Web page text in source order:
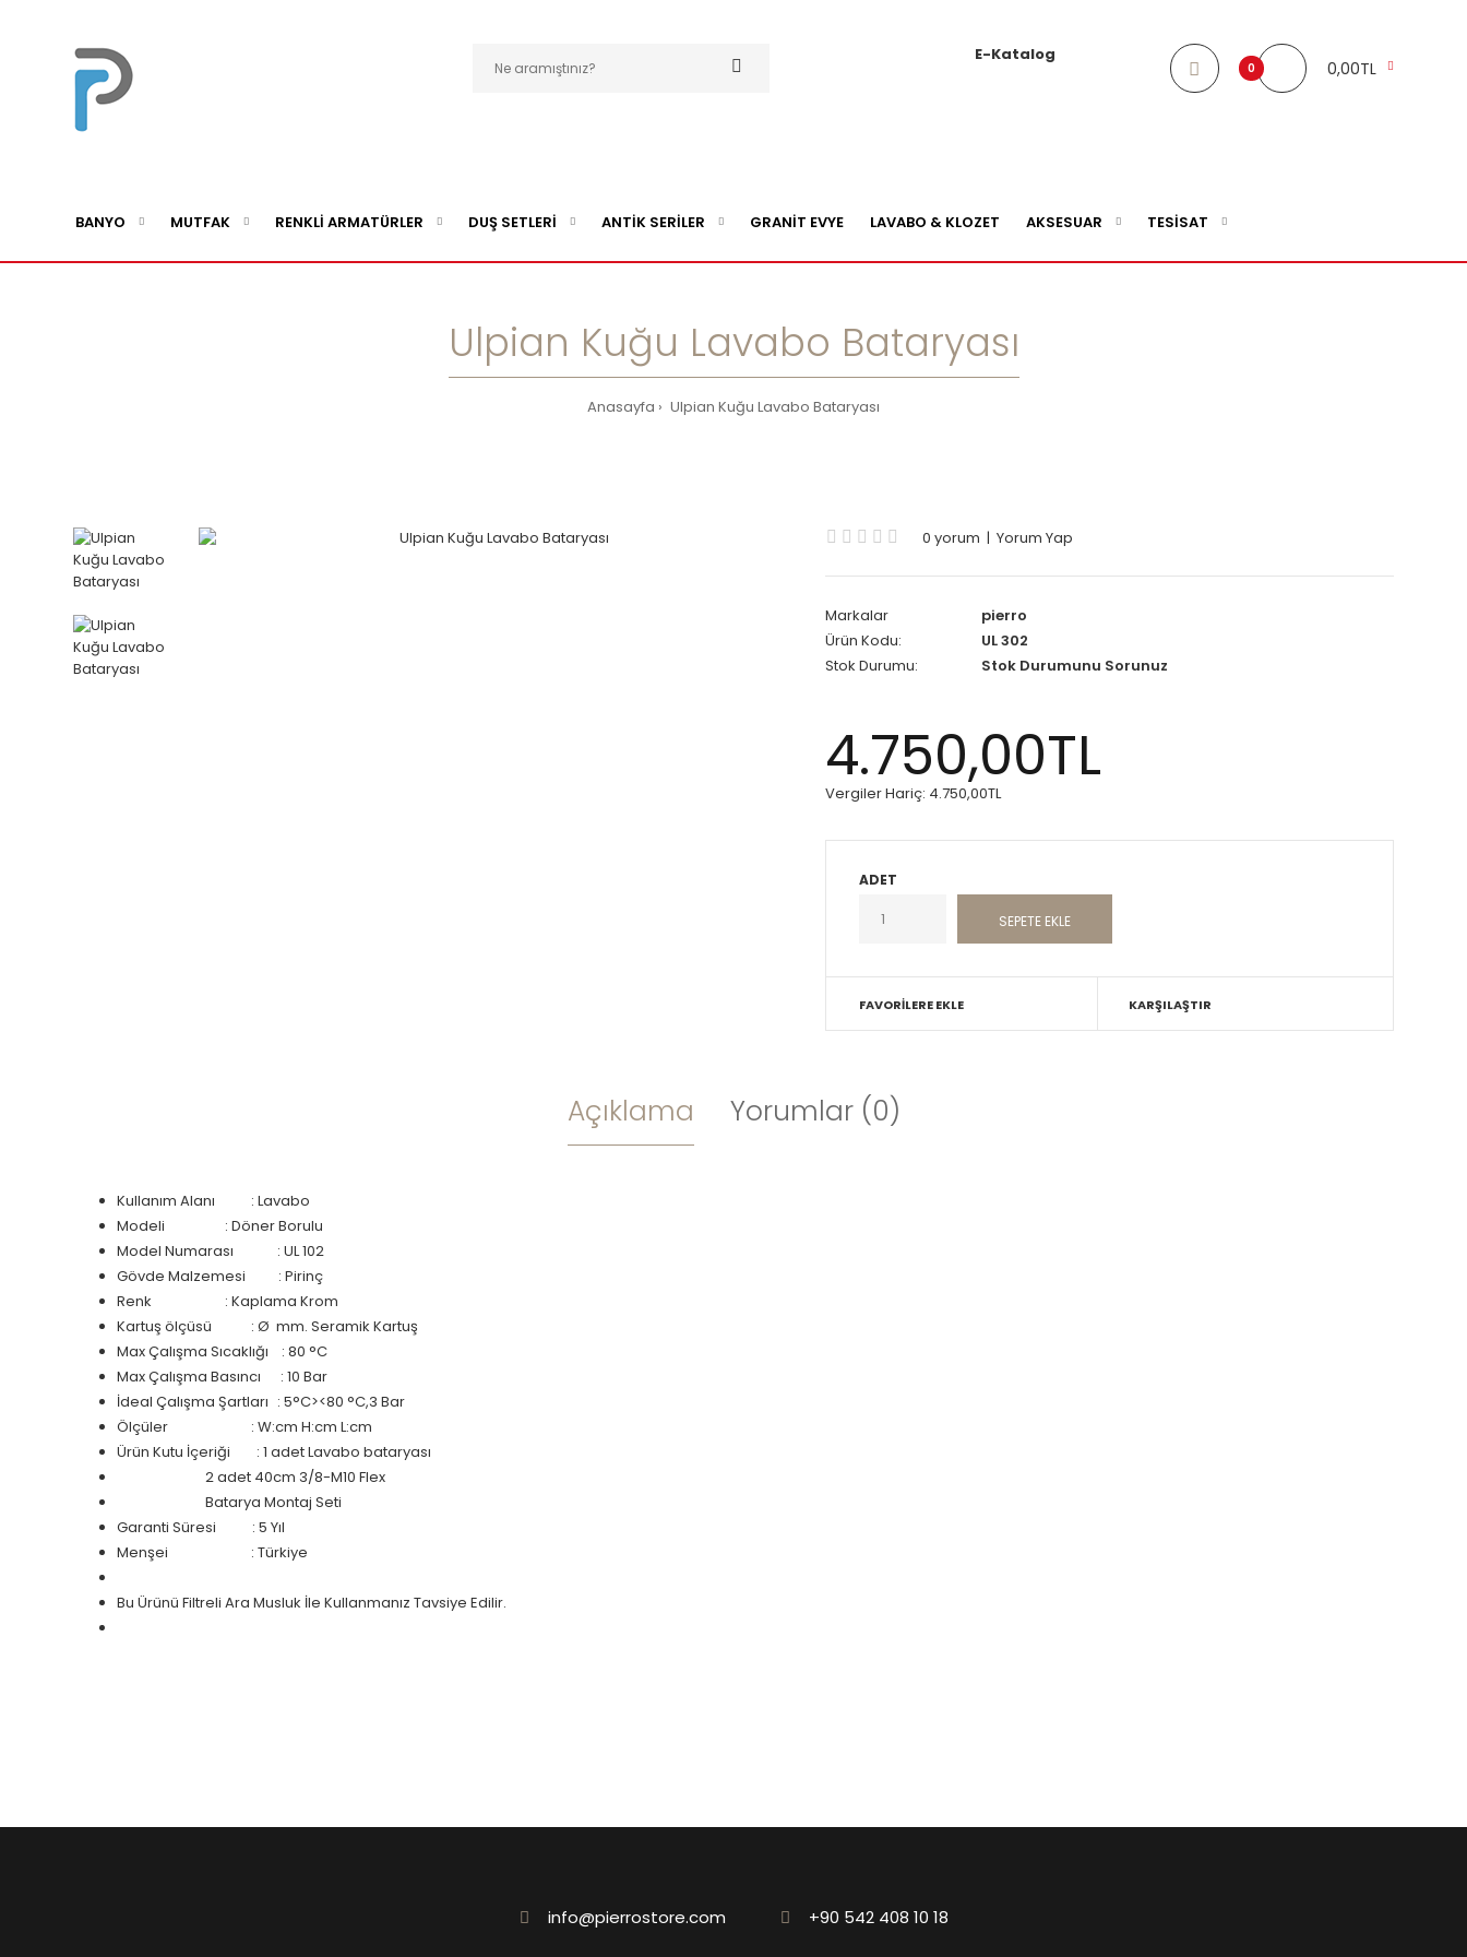
E-Katalog
0 0,00TL
BANYO MUTFAK RENKLİ ARMATÜRLER DUŞ SETLERİ ANTİK SERİLER GRANİT EVYE LAVABO & KLOZET AKSESUAR TESİSAT
Ulpian Kuğu Lavabo Bataryası
Anasayfa Ulpian Kuğu Lavabo Bataryası
0 yorum | Yorum Yap
Markalar
pierro
Ürün Kodu:
UL 302
Stok Durumu:
Stok Durumunu Sorunuz
4.750,00TL
Vergiler Hariç: 4.750,00TL
ADET
FAVORILERE EKLE KARŞILAŞTIR
Açıklama Yorumlar (0)
Kullanım Alanı : Lavabo
Modeli
: Döner Borulu
Model Numarası
: UL 102
Gövde Malzemesi : Pirinç
Renk
: Kaplama Krom
Kartuş ölçüsü
: Ø mm. Seramik Kartuş
Max Çalışma Sıcaklığı : 80 °C
Max Çalışma Basıncı : 10 Bar
İdeal Çalışma Şartları : 5°C><80 °C,3 Bar
Ölçüler
: W:cm H:cm L:cm
Ürün Kutu İçeriği : 1 adet Lavabo bataryası
2 adet 40cm 3/8-M10 Flex
Batarya Montaj Seti
Garanti Süresi : 5 Yıl
Menşei
: Türkiye
Bu Ürünü Filtreli Ara Musluk İle Kullanmanız Tavsiye Edilir.
info@pierrostore.com +90 542 408 10 18